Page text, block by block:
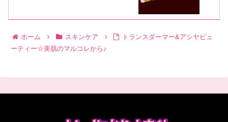
ホーム スキンケア
トランスダーマー&アシヤビュ
ーティー☆美肌のマルコレから♪